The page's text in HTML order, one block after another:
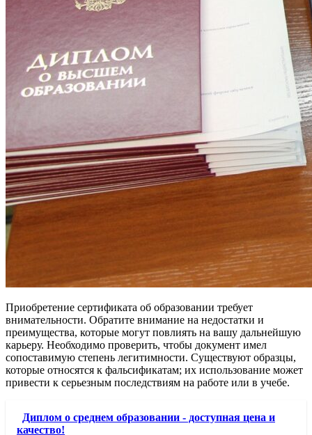
Приобретение сертификата об образовании требует
внимательности. Обратите внимание на недостатки и
преимущества, которые могут повлиять на вашу дальнейшую
карьеру. Необходимо проверить, чтобы документ имел
сопоставимую степень легитимности. Существуют образцы,
которые относятся к фальсификатам; их использование может
привести к серьезным последствиям на работе или в учебе.
Диплом о среднем образовании - доступная цена и
качество!